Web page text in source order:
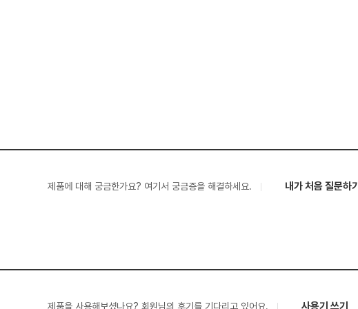
제품에 대해 궁금한가요? 여기서 궁금증을 해결하세요. 내가 처음 질문하기
제품을 사용해보셨나요? 회원님의 후기를 기다리고 있어요. 사용기 쓰기